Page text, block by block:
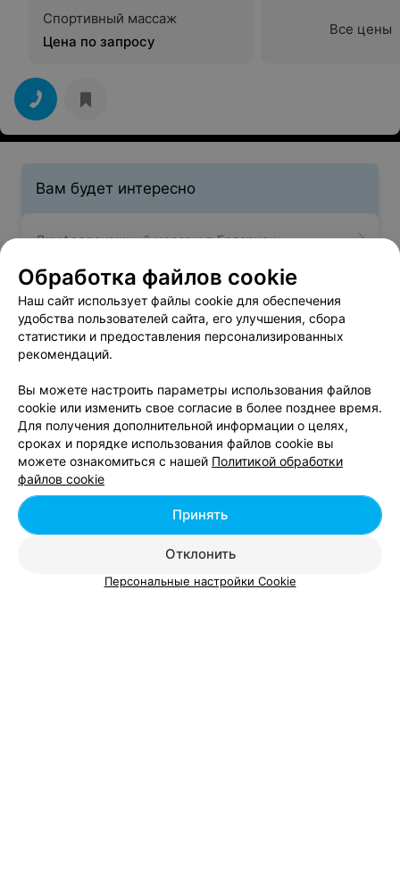
Спортивный массаж
Цена по запросу
Все цены
Вам будет интересно
Лимфодренажный массаж в Беларуси
Периостальный массаж в Беларуси
Массаж ног в Беларуси
Добавить компанию
Добавить специалиста
Обработка файлов cookie
Наш сайт использует файлы cookie для обеспечения
удобства пользователей сайта, его улучшения, сбора
статистики и предоставления персонализированных
рекомендаций.
Вы можете настроить параметры использования файлов
cookie или изменить свое согласие в более позднее время.
Для получения дополнительной информации о целях,
сроках и порядке использования файлов cookie вы
можете ознакомиться с нашей Политикой обработки
файлов cookie
Отклонить
Принять
Персональные настройки Cookie